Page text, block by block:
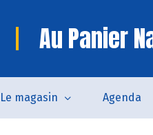
Au Panier
Le magasin Agenda